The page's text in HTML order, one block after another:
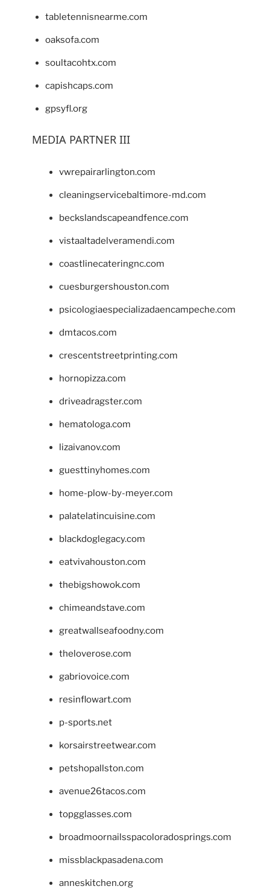
tabletennisnearme.com
oaksofa.com
soultacohtx.com
capishcaps.com
gpsyfl.org
MEDIA PARTNER III
vwrepairarlington.com
cleaningservicebaltimore-md.com
beckslandscapeandfence.com
vistaaltadelveramendi.com
coastlinecateringnc.com
cuesburgershouston.com
psicologiaespecializadaencampeche.com
dmtacos.com
crescentstreetprinting.com
hornopizza.com
driveadragster.com
hematologa.com
lizaivanov.com
guesttinyhomes.com
home-plow-by-meyer.com
palatelatincuisine.com
blackdoglegacy.com
eatvivahouston.com
thebigshowok.com
chimeandstave.com
greatwallseafoodny.com
theloverose.com
gabriovoice.com
resinflowart.com
p-sports.net
korsairstreetwear.com
petshopallston.com
avenue26tacos.com
topgglasses.com
broadmoornailsspacoloradosprings.com
missblackpasadena.com
anneskitchen.org